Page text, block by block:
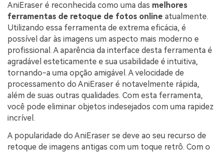
AniEraser é reconhecida como uma das melhores
ferramentas de retoque de fotos online atualmente.
Utilizando essa ferramenta de extrema eficácia, é
possível dar às imagens um aspecto mais moderno e
profissional. A aparência da interface desta ferramenta é
agradável esteticamente e sua usabilidade é intuitiva,
tornando-a uma opção amigável. A velocidade de
processamento do AniEraser é notavelmente rápida,
além de suas outras qualidades. Com esta ferramenta,
você pode eliminar objetos indesejados com uma rapidez
incrível.
A popularidade do AniEraser se deve ao seu recurso de
retoque de imagens antigas com um toque retrô. Com o